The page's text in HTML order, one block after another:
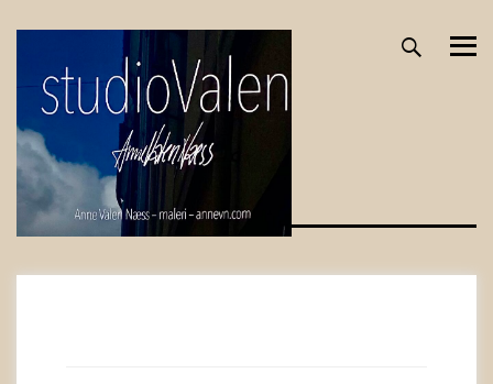
content